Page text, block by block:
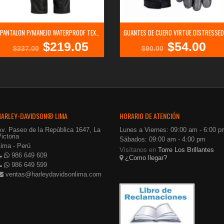
$337.00
El
$219.05El
GUANTES DE CUERO VIRTUE DISTRESSED
$90.00
El
$54.00El
DAVIDSON® LIMA
Paseo de la República 1647, La
- Perú
986 649 609
986 649 599
ventas@harleydavidsonlima.com
HORARIO DE ATENCIÓN
Lunes a Viernes: 09:00 am - 6:00
Sábados: 09:00 am - 4:00 pm
Visítanos en Torre Los Brillantes
¿Como llegar?